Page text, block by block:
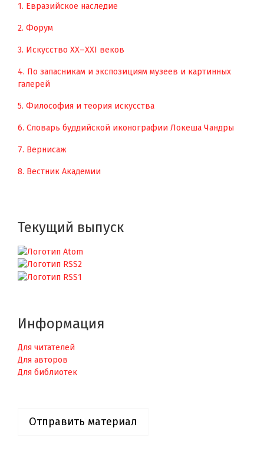
1. Евразийское наследие
2. Форум
3. Искусство XX–XXI веков
4. По запасникам и экспозициям музеев и картинных
галерей
5. Философия и теория искусства
6. Словарь буддийской иконографии Локеша Чандры
7. Вернисаж
8. Вестник Академии
Текущий выпуск
Информация
Для читателей
Для авторов
Для библиотек
Отправить материал